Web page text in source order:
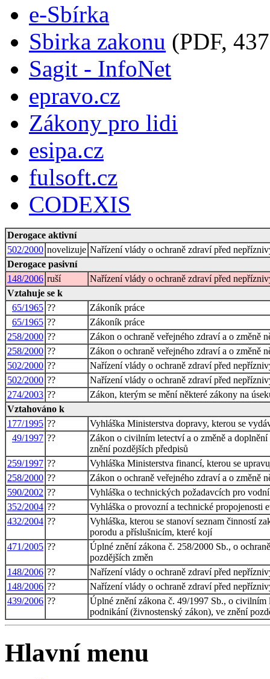
e-Sbírka
Sbirka zakonu (PDF,
Sagit - InfoNet
epravo.cz
Zákony pro lidi
esipa.cz
fulsoft.cz
CODEXIS
Derogace aktivní
502/2000 novelizuje Nařízení vlády o ochraně zdraví před
Derogace pasivní
148/2006 ruší
Nařízení vlády o ochraně zdraví před
Vztahuje se k
65/1965 ??
Zákoník práce
65/1965 ??
Zákoník práce
258/2000 ??
Zákon o ochraně veřejného zdraví a o změně
258/2000 ??
Zákon o ochraně veřejného zdraví a o změně
502/2000 ??
Nařízení vlády o ochraně zdraví před
502/2000 ??
Nařízení vlády o ochraně zdraví před
274/2003 ??
Zákon, kterým se mění některé zákony na
Vztahováno k
177/1995 ??
Vyhláška Ministerstva dopravy, kterou se
49/1997 ??
Zákon o civilním letectví a o změně a
znění pozdějších předpisů
259/1997 ??
Vyhláška Ministerstva financí, kterou se
258/2000 ??
Zákon o ochraně veřejného zdraví a o změně
590/2002 ??
Vyhláška o technických požadavcích pro
352/2004 ??
Vyhláška o provozní a technické propojenosti
432/2004 ??
Vyhláška, kterou se stanoví seznam činností
porodu a příslušnicím, které kojí
471/2005 ??
Úplné znění zákona č. 258/2000 Sb., o
pozdějších změn
148/2006 ??
Nařízení vlády o ochraně zdraví před
148/2006 ??
Nařízení vlády o ochraně zdraví před
439/2006 ??
Úplné znění zákona č. 49/1997 Sb., o civilním
podnikání (živnostenský zákon), ve znění
Hlavní menu